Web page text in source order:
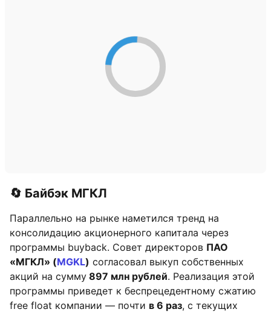
🔄 Байбэк МГКЛ
Параллельно на рынке наметился тренд на
консолидацию акционерного капитала через
программы buyback. Совет директоров ПАО
«МГКЛ» (MGKL) согласовал выкуп собственных
акций на сумму 897 млн рублей. Реализация этой
программы приведет к беспрецедентному сжатию
free float компании — почти в 6 раз, с текущих